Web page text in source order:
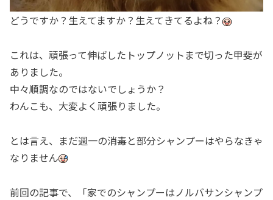
どうですか？生えてますか？生えてきてるよね？
これは、頑張って伸ばしたトップノットまで切った甲斐が
ありました。
中々順調なのではないでしょうか？
わんこも、大変よく頑張りました。
とは言え、まだ週一の消毒と部分シャンプーはやらなきゃ
なりません
前回の記事で、「家でのシャンプーはノルバサンシャンプ